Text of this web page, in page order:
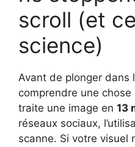
scroll (et
science)
Avant de plonger dans
comprendre une
traite une image en 13
réseaux sociaux,
scanne. Si votre visuel